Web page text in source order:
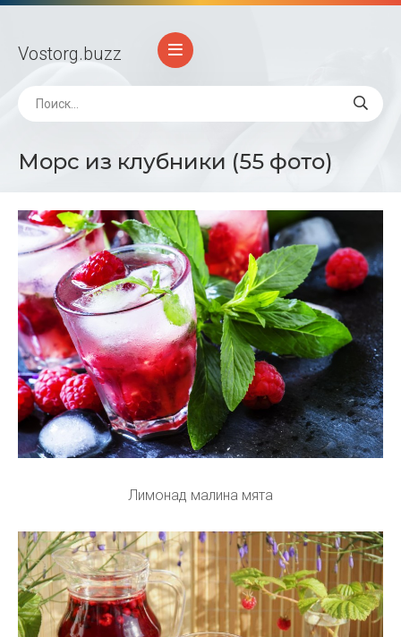
Vostorg.buzz
Морс из клубники (55 фото)
Лимонад малина мята